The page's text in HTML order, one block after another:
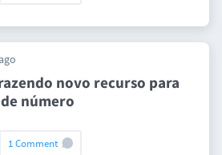
novo recurso para
número
1 Comment